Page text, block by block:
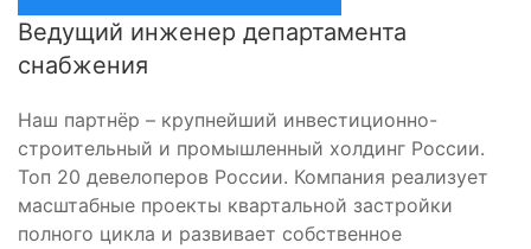
Ведущий инженер департамента
снабжения
Наш партнёр – крупнейший инвестиционно-
строительный и промышленный холдинг России.
Топ 20 девелоперов России. Компания реализует
масштабные проекты квартальной застройки
полного цикла и развивает собственное